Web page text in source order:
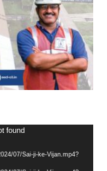
found
07/Sai-ji-ke-Vijan.mp4?